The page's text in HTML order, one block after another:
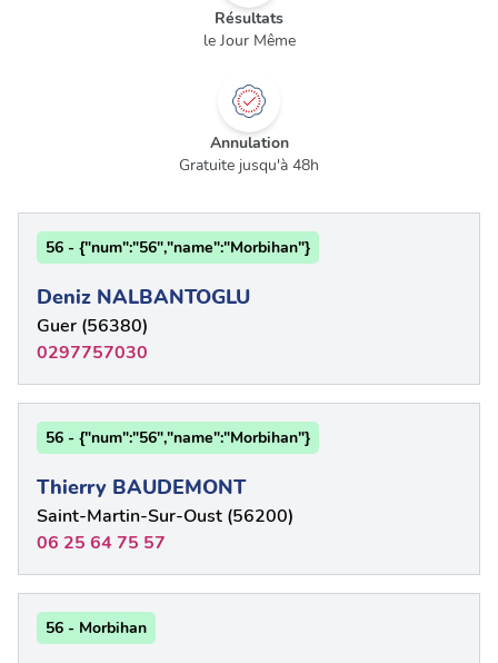
Résultats
le Jour Même
Annulation
Gratuite jusqu'à 48h
56 - {"num":"56","name":"Morbihan"}
Deniz NALBANTOGLU
Guer (56380)
0297757030
56 - {"num":"56","name":"Morbihan"}
Thierry BAUDEMONT
Saint-Martin-Sur-Oust (56200)
06 25 64 75 57
56 - Morbihan